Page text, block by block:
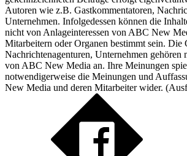
Autoren wie z.B. Gastkommentatoren,
Unternehmen. Infolgedessen können die
nicht von Anlageinteressen von ABC New
Mitarbeitern oder Organen bestimmt sein. Die
Nachrichtenagenturen, Unternehmen gehören
von ABC New Media an. Ihre Meinungen
notwendigerweise die Meinungen und
New Media und deren Mitarbeiter wider. (